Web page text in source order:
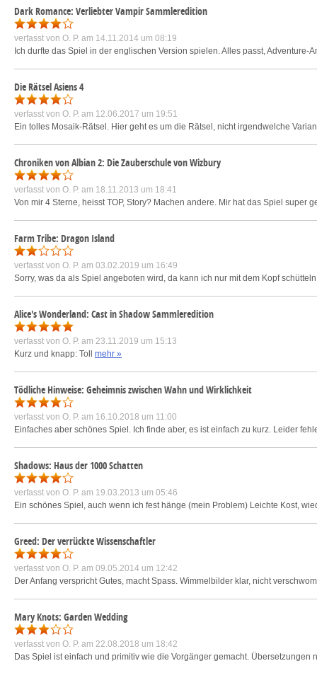
Dark Romance: Verliebter Vampir Sammleredition
verfasst von O. P. am 14.11.2014 um 08:19
Ich durfte das Spiel in der englischen Version spielen. Alles passt,
Die Rätsel Asiens 4
verfasst von O. P. am 12.06.2017 um 19:51
Ein tolles Mosaik-Rätsel. Hier geht es um die Rätsel, nicht irgendwelche
Chroniken von Albian 2: Die Zauberschule von Wizbury
verfasst von O. P. am 18.11.2013 um 18:41
Von mir 4 Sterne, heisst TOP, Story? Machen andere. Mir hat das Spiel
Farm Tribe: Dragon Island
verfasst von O. P. am 03.02.2019 um 16:49
Sorry, was da als Spiel angeboten wird, da kann ich nur mit dem Kopf
Alice's Wonderland: Cast in Shadow Sammleredition
verfasst von O. P. am 23.11.2019 um 15:13
Kurz und knapp: Toll mehr »
Tödliche Hinweise: Geheimnis zwischen Wahn und Wirklichkeit
verfasst von O. P. am 16.10.2018 um 11:00
Einfaches aber schönes Spiel. Ich finde aber, es ist einfach zu kurz. Leider
Shadows: Haus der 1000 Schatten
verfasst von O. P. am 19.03.2013 um 05:46
Ein schönes Spiel, auch wenn ich fest hänge (mein Problem) Leichte Kost,
Greed: Der verrückte Wissenschaftler
verfasst von O. P. am 09.05.2014 um 12:42
Der Anfang verspricht Gutes, macht Spass. Wimmelbilder klar, nicht
Mary Knots: Garden Wedding
verfasst von O. P. am 22.08.2018 um 18:42
Das Spiel ist einfach und primitiv wie die Vorgänger gemacht.